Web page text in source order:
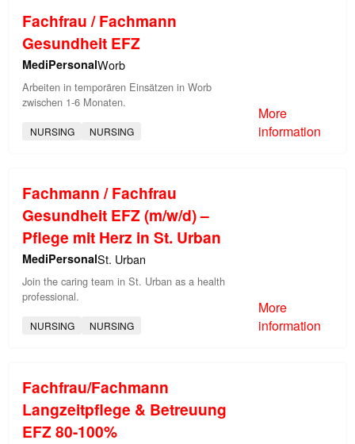
Fachfrau / Fachmann
Gesundheit EFZ
MediPersonalWorb
Arbeiten in temporären Einsätzen in Worb
zwischen 1-6 Monaten.
NURSING NURSING
More
information
Fachmann / Fachfrau
Gesundheit EFZ (m/w/d) –
Pflege mit Herz in St. Urban
MediPersonalSt. Urban
Join the caring team in St. Urban as a health
professional.
NURSING NURSING
More
information
Fachfrau/Fachmann
Langzeitpflege & Betreuung
EFZ 80-100%